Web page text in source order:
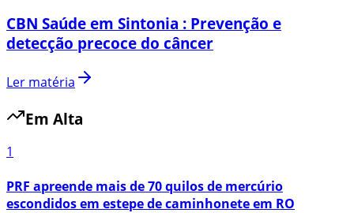
CBN Saúde em Sintonia : Prevenção e
detecção precoce do câncer
Ler matéria
Em Alta
1
PRF apreende mais de 70 quilos de mercúrio
escondidos em estepe de caminhonete em RO